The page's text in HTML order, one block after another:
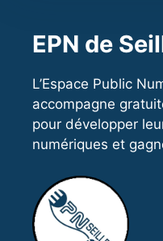
EPN de
L’Espace Public
accompagne
pour développer
numériques et